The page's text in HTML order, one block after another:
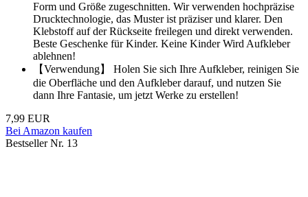
Form und Größe zugeschnitten. Wir verwenden hochpräzise
Drucktechnologie, das Muster ist präziser und klarer. Den
Klebstoff auf der Rückseite freilegen und direkt verwenden.
Beste Geschenke für Kinder. Keine Kinder Wird Aufkleber
ablehnen!
【Verwendung】 Holen Sie sich Ihre Aufkleber, reinigen Sie
die Oberfläche und den Aufkleber darauf, und nutzen Sie
dann Ihre Fantasie, um jetzt Werke zu erstellen!
7,99 EUR
Bei Amazon kaufen
Bestseller Nr. 13